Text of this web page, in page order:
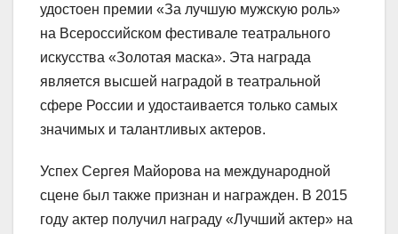
удостоен премии «За лучшую мужскую роль»
на Всероссийском фестивале театрального
искусства «Золотая маска». Эта награда
является высшей наградой в театральной
сфере России и удостаивается только самых
значимых и талантливых актеров.
Успех Сергея Майорова на международной
сцене был также признан и награжден. В 2015
году актер получил награду «Лучший актер» на